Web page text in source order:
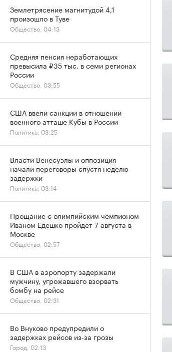
Землетрясение магнитудой 4,1
произошло в Туве
Общество, 04:13
Средняя пенсия неработающих
превысила ₽35 тыс. в семи регионах
России
Общество, 03:55
США ввели санкции в отношении
военного атташе Кубы в России
Политика, 03:25
Власти Венесуэлы и оппозиция
начали переговоры спустя неделю
задержки
Политика, 03:14
Прощание с олимпийским чемпионом
Иваном Едешко пройдет 7 августа в
Москве
Общество, 02:57
В США в аэропорту задержали
мужчину, угрожавшего взорвать
бомбу на рейсе
Общество, 02:31
Во Внуково предупредили о
задержках рейсов из-за грозы
Город, 02:13